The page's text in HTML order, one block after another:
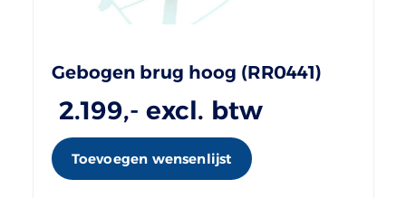
Gebogen brug hoog (RR0441)
2.199,- excl. btw
Toevoegen wensenlijst